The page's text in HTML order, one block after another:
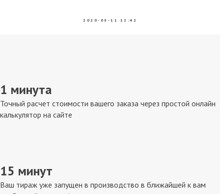
2020-08-11 12:42
1 минута
Точный расчет стоимости вашего заказа через простой онлайн
калькулятор на сайте
15 минут
Ваш тираж уже запущен в производство в ближайшей к вам